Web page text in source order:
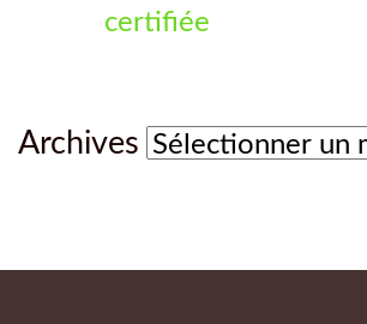
certifiée
Archives Archives